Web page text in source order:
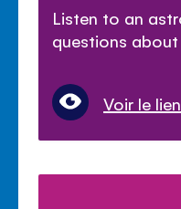
Listen to an
questions
Voir le lien